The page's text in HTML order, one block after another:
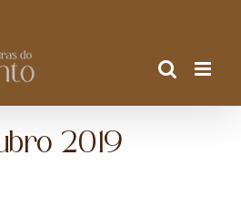
2019